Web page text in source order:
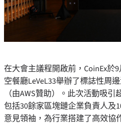
在大會主議程開啟前，CoinEx於
空餐廳LeVeL33舉辦了標誌性周邊
（由AWS贊助）。此次活動吸引
包括30餘家區塊鏈企業負責人及
意見領袖，為行業搭建了高效協